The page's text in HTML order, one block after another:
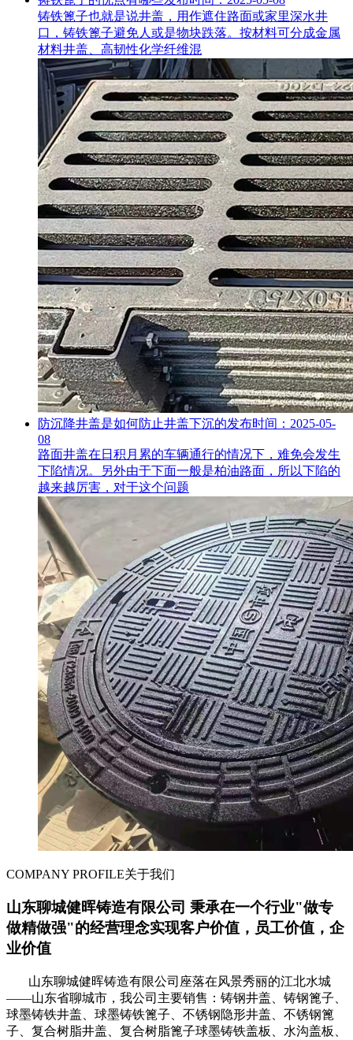
铸铁篦子也就是说井盖，用作遮住路面或家里深水井
口，铸铁篦子避免人或是物块跌落。按材料可分成金属
材料井盖、高韧性化学纤维混
防沉降井盖是如何防止井盖下沉的发布时间：2025-05-
08
路面井盖在日积月累的车辆通行的情况下，难免会发生
下陷情况。另外由于下面一般是柏油路面，所以下陷的
越来越厉害，对于这个问题
COMPANY PROFILE关于我们
山东聊城健晖铸造有限公司 秉承在一个行业"做专
做精做强"的经营理念实现客户价值，员工价值，企
业价值
山东聊城健晖铸造有限公司座落在风景秀丽的江北水城
——山东省聊城市，我公司主要销售：铸钢井盖、铸钢篦子、
球墨铸铁井盖、球墨铸铁篦子、不锈钢隐形井盖、不锈钢篦
子、复合树脂井盖、复合树脂篦子球墨铸铁盖板、水沟盖板、